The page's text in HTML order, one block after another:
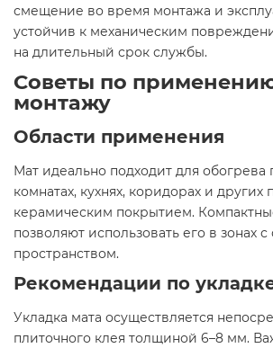
смещение во время монтажа и
устойчив к механическим
на длительный срок службы.​
Советы по
монтажу
Области применения
Мат идеально подходит для обогрева
комнатах, кухнях, коридорах и
керамическим покрытием.
позволяют использовать его в зонах
пространством.​
Рекомендации по
Укладка мата осуществляется
плиточного клея толщиной 6–8 мм.